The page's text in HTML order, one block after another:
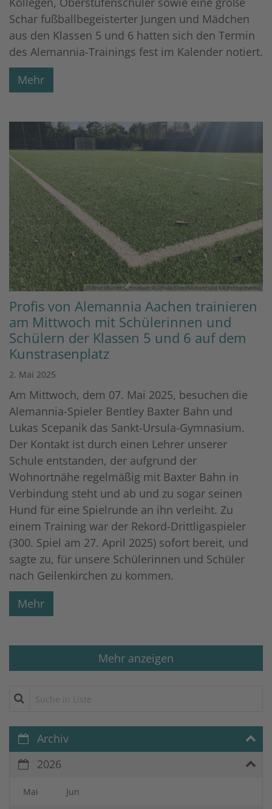
Schar fußballbegeisterter Jungen und Mädchen
aus den Klassen 5 und 6 hatten sich den Termin
des Alemannia-Trainings fest im Kalender notiert.
Mehr
© Bischöfliches Gymnasium St. Ursula (Dominik Esser und Kai Beemelmanns)
Profis von Alemannia Aachen trainieren
am Mittwoch mit Schülerinnen und
Schülern der Klassen 5 und 6 auf dem
Kunstrasenplatz
2. Mai 2025
Am Mittwoch, dem 07. Mai 2025, besuchen die
Alemannia-Spieler Bentley Baxter Bahn und
Lukas Scepanik das Sankt-Ursula-Gymnasium.
Der Kontakt ist durch einen Lehrer unserer
Schule entstanden, der aufgrund der
Wohnortnähe regelmäßig mit Baxter Bahn in
Verbindung steht und ab und zu sogar seinen
Hund für eine Spielrunde an ihn verleiht. Zu
einem Training war der Rekord-Drittligaspieler
(300. Spiel am 27. April 2025) sofort bereit, und
sagte zu, für unsere Schülerinnen und Schüler
nach Geilenkirchen zu kommen.
Mehr
Mehr anzeigen
Suche in Liste
Archiv
2026
Mai Jun